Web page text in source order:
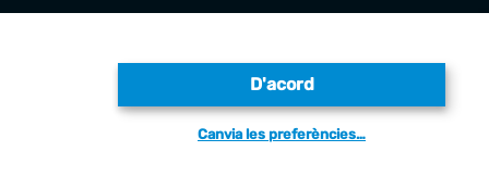
D'acord
Canvia les preferències…